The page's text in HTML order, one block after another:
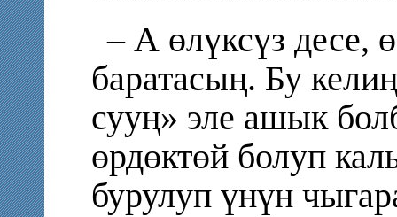
– А өлүксүз десе,
баратасың. Бу
сууң» эле ашык
өрдөктөй болуп
бурулуп үнүн